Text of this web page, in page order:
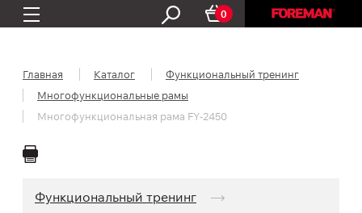
0
Главная Каталог
Функциональный тренинг
Многофункциональные рамы
Многофункциональная рама FY-2450
Функциональный тренинг